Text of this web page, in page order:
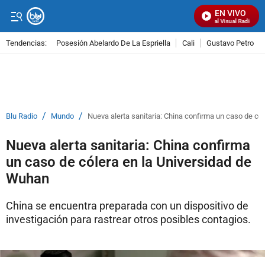
EN VIVO
Señal Visual Radio
Tendencias: Posesión Abelardo De La Espriella Cali Gustavo Petro
Blu Radio / Mundo / Nueva alerta sanitaria: China confirma un caso de
Nueva alerta sanitaria: China confirma
un caso de cólera en la Universidad de
Wuhan
China se encuentra preparada con un dispositivo de
investigación para rastrear otros posibles contagios.